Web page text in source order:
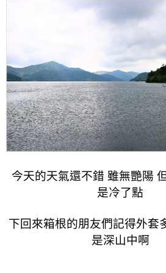
今天的天氣還不錯 雖無艷陽
是冷了點
下回來箱根的朋友們記得外套
是深山中啊